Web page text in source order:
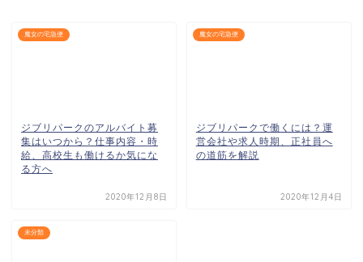
魔女の宅急便
ジブリパークのアルバイト募
集はいつから？仕事内容・時
給、高校生も働けるか気にな
る方へ
2020年12月8日
魔女の宅急便
ジブリパークで働くには？運
営会社や求人時期、正社員へ
の道筋を解説
2020年12月4日
未分類